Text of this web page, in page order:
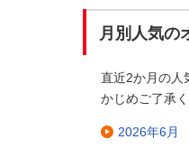
月別人気の
直近2か月の人
かじめご了承く
2026年6月